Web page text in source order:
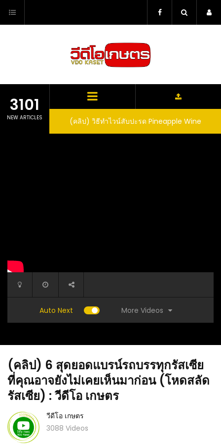
content
3101
NEW ARTICLES
ปในถัง จะได้ผล
expect that
(คลิป) วิธีทำไวน์สับปะรด Pineapple Wine
Auto Next More Videos
ลู พลู
(คลิป) ตะลึงแชร์!!! มด แมลงศัตรูพืช กระเจิง สุด
จัด ปลอดสารพิษ : วีดีโอ เกษตร
(คลิป) 6 สุดยอดแบรน์รถบรรทุกรัสเซีย
ที่คุณอาจยังไม่เคยเห็นมาก่อน (โหดสลัด
รัสเซีย) : วีดีโอ เกษตร
วีดีโอ เกษตร
3088 Videos